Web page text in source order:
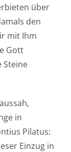
über
den
mit Ihm
Gott
Steine
in
Pilatus:
Einzug in